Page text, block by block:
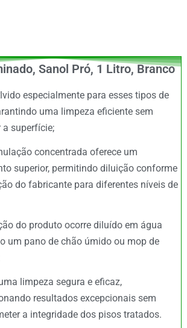
Sanol Pró, 1 Litro, Branco
especialmente para esses tipos de
uma limpeza eficiente sem
superfície;
concentrada oferece um
superior, permitindo diluição conforme
do fabricante para diferentes níveis de
do produto ocorre diluído em água
um pano de chão úmido ou mop de
limpeza segura e eficaz,
resultados excepcionais sem
a integridade dos pisos tratados.